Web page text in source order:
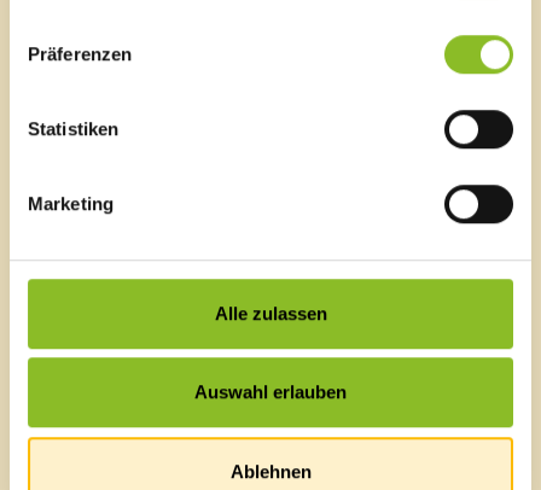
Präferenzen
Statistiken
Marketing
Alle zulassen
Auswahl erlauben
Ablehnen
März 2025(22 Einträge)
2024
Oktober 2024
August 2024(9 Einträge)
(21 Einträge)
Mai 2024(18 Einträge)
(18 Einträge)
Februar 2024(15 Einträge)